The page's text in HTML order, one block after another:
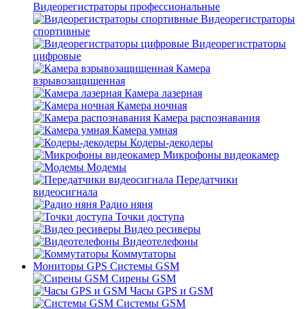
Видеорегистраторы профессиональные
Видеорегистраторы
спортивные
Видеорегистраторы
цифровые
Камера
взрывозащищенная
Камера лазерная
Камера ночная
Камера распознавания
Камера умная
Кодеры-декодеры
Микрофоны видеокамер
Модемы
Передатчики
видеосигнала
Радио няня
Точки доступа
Видео ресиверы
Видеотелефоны
Коммутаторы
Мониторы GPS Системы GSM
Сирены GSM
Часы GPS и GSM
Системы GSM